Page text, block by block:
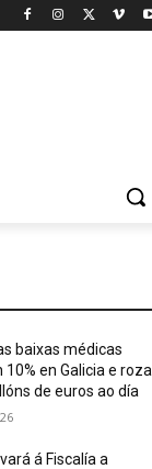
baixas médicas
10% en Galicia e roza
de euros ao día
á Fiscalía a